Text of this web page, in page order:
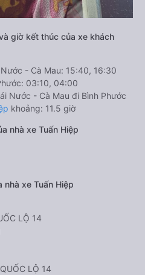
giờ kết thúc của xe khách
- Cà Mau: 15:40, 16:30
03:10, 04:00
Nước - Cà Mau đi Bình Phước
khoảng: 11.5 giờ
nhà xe Tuấn Hiệp
nhà xe Tuấn Hiệp
LỘ 14
LỘ 14